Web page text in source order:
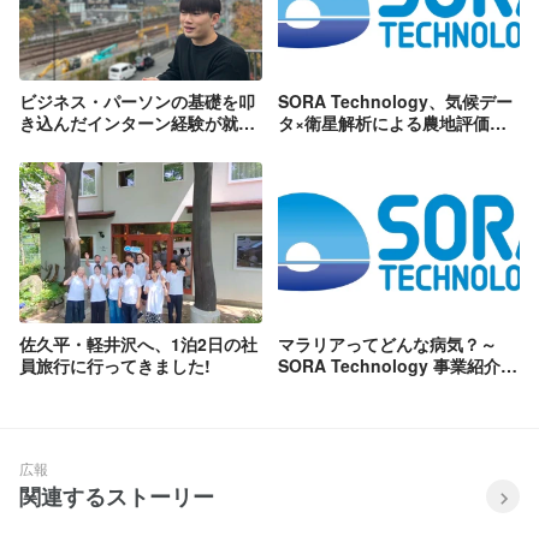
ビジネス・パーソンの基礎を叩
き込んだインターン経験が就活
ンサルの内定獲得
SORA Technology、気候デー
タ×衛星解析による農地評価サ
―
佐久平・軽井沢へ、1泊2日の社
員旅行に行ってきました!
マラリアってどんな病気？～
SORA Technology 事業紹介シ
広報
関連するストーリー